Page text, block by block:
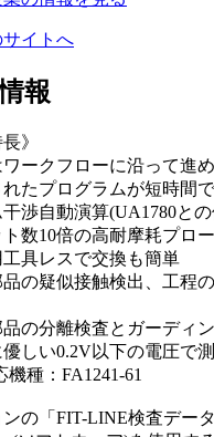
報
》
ワークフローに沿って進
れたプログラムが短時間
干渉自動演算(UA1780と
ト数10倍の高耐摩耗プロ
具レスで交換も簡単
品の疑似接触検出、工程
品の分離検査とガーディ
優しい0.2V以下の電圧で
機種：FA1241-61
の「FIT-LINE検査デー